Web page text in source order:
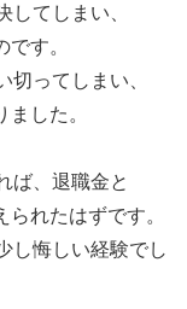
てしまい、
す。
ってしまい、
した。
ば、退職金と
れたはずです。
し悔しい経験でし